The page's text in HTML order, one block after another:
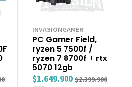
INVASIONGAMER
PC Gamer Field,
ryzen 5 7500f /
ryzen 7 8700f + rtx
5070 12gb
$1.649.900 $2.399.900